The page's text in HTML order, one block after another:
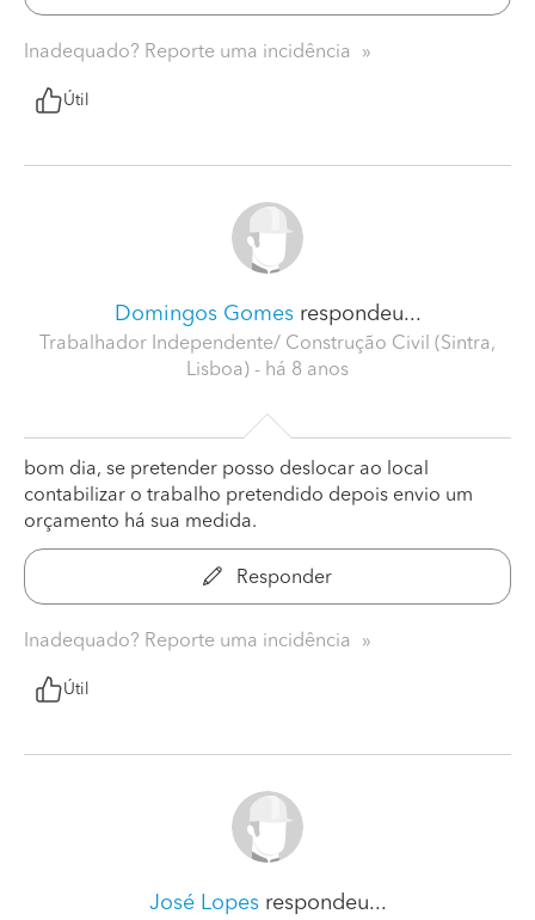
Inadequado? Reporte uma incidência
Útil
Domingos Gomesrespondeu...
Trabalhador Independente/ Construção Civil (Sintra,
Lisboa) - há 8 anos
bom dia, se pretender posso deslocar ao local
contabilizar o trabalho pretendido depois envio um
orçamento há sua medida.
Responder
Inadequado? Reporte uma incidência
Útil
José Lopesrespondeu...